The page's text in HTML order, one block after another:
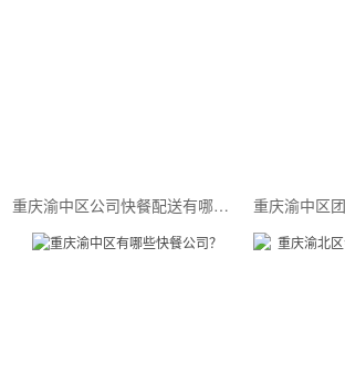
重庆渝中区公司快餐配送有哪些服务？